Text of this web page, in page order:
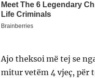
Ajo theksoi më tej se
mitur vetëm 4 vjeç, për